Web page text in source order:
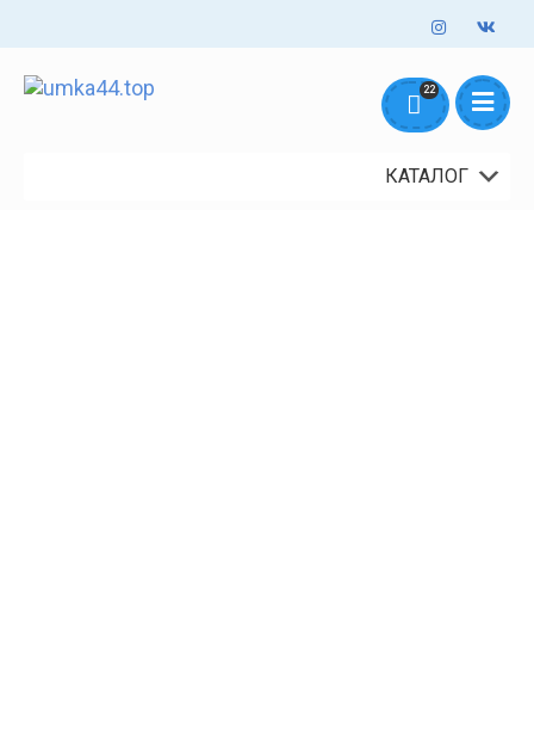
Оформление заказов онлайн - круглосуточно. Обработка заказов
+7 953 645 5711
22
КАТАЛОГ